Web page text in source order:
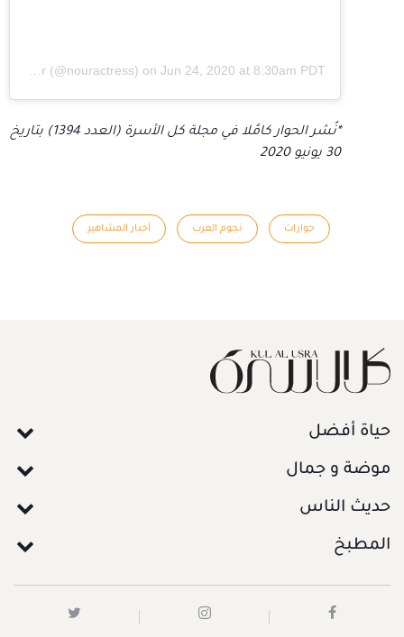
on Jun 24, 2020 at 8:30am PDT
*نُشر الحوار كامًلا في مجلة كل الأسرة (العدد 1394) بتاريخ
30 يونيو 2020
حوارات نجوم العرب أخبار المشاهير
حياة أفضل
موضة و جمال
حديث الناس
المطبخ